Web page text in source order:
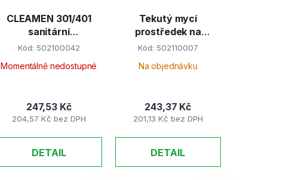
CLEAMEN 301/401
sanitární
neutralizátor pachů
Kód: 502100042
Momentálně nedostupné
204,57 Kč bez DPH
247,53 Kč
DETAIL
Tekutý mycí
prostředek na
Kód: 502110007
Na objednávku
201,13 Kč bez DPH
243,37 Kč
DETAIL